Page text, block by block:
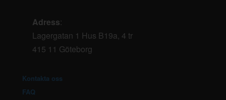
Adress:
Lagergatan 1 Hus B19a, 4 tr
415 11 Göteborg
Kontakta oss
FAQ